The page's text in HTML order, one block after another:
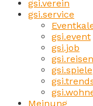
gsi.verein
gsi.service
gsi.event
gsi.job
gsi.reisen
gsi.spiele
Meinung